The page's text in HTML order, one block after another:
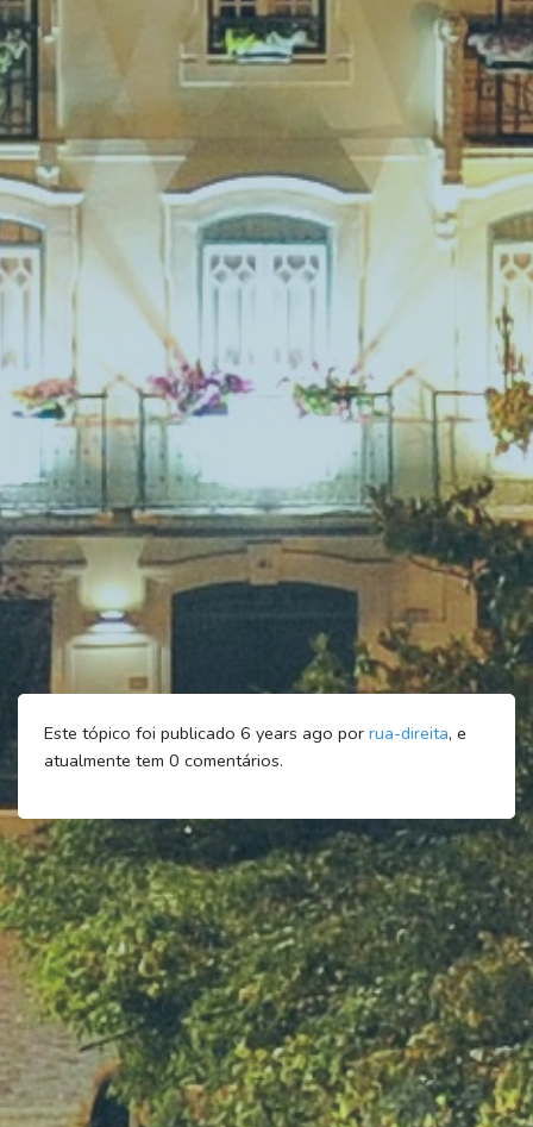
Este tópico foi publicado 6 years ago por rua-direita, e
atualmente tem 0 comentários.